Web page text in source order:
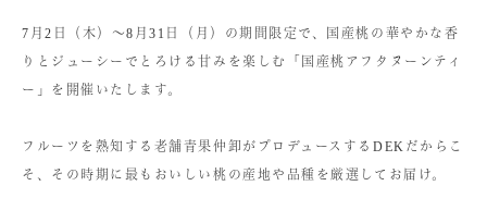
7月2日（木）〜8月31日（月）の期間限定で、国産桃の華やかな香
りとジューシーでとろける甘みを楽しむ「国産桃アフタヌーンティ
ー」を開催いたします。
フルーツを熟知する老舗青果仲卸がプロデュースするDEKだからこ
そ、その時期に最もおいしい桃の産地や品種を厳選してお届け。